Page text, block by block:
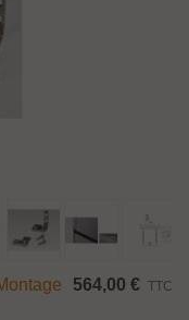
564,00 € TTC